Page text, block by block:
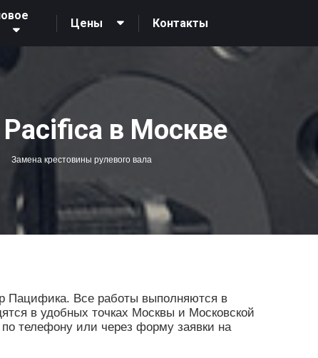
Цены Контакты
Pacifica в Москве
Замена крестовины рулевого вала
Пацифика. Все работы выполняются в
в удобных точках Москвы и Московской
телефону или через форму заявки на